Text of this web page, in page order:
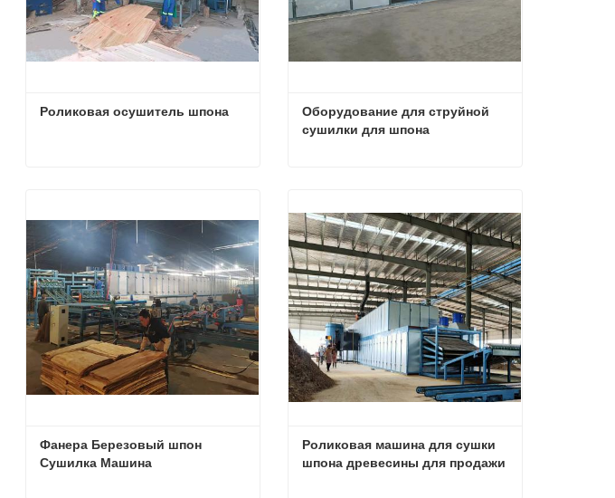
Роликовая осушитель шпона
Свяжитесь с нами
Оборудование для струйной
сушилки для шпона
Свяжитесь с нами
Фанера Березовый шпон
Сушилка Машина
Роликовая машина для сушки
шпона древесины для продажи